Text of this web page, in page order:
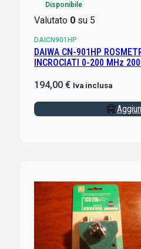
Disponibile
Valutato 0su 5
DAICN901HP
DAIWA CN-901HP
INCROCIATI 0-200 MHz
194,00 € Iva inclusa